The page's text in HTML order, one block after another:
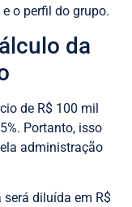
o perfil do grupo.
da
de R$ 100 mil
Portanto, isso
administração
será diluída em R$